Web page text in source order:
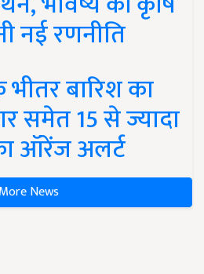
नई रणनीति
बारिश का
समेत 15 से ज्यादा
ऑरेंज अलर्ट
More News